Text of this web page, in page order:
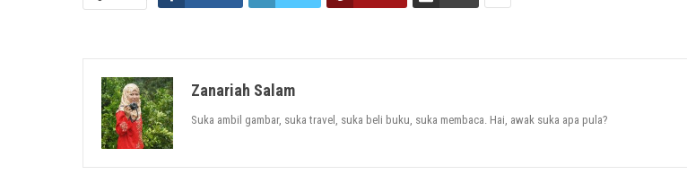
Zanariah Salam
Suka ambil gambar, suka travel, suka beli buku, suka membaca. Hai, awak suka apa pula?